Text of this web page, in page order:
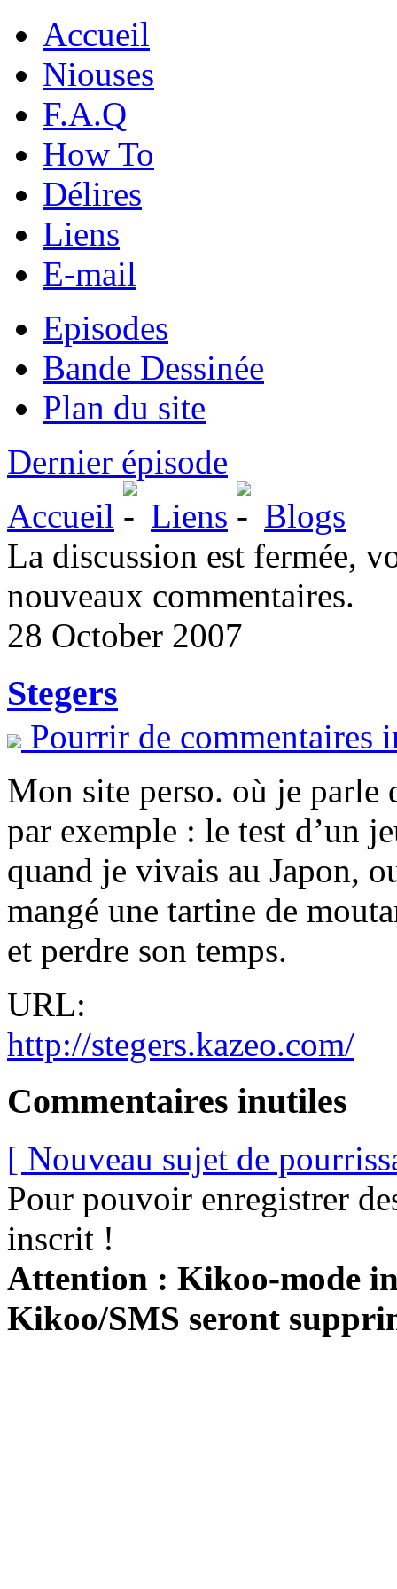
Accueil
Niouses
F.A.Q
How To
Délires
Liens
E-mail
Episodes
Bande Dessinée
Plan du site
Dernier épisode
Accueil
Liens
Blogs
La discussion est fermée,
nouveaux commentaires.
28 October 2007
Stegers
Pourrir de commentaires
Mon site perso. où je parle
par exemple : le test d’un
quand je vivais au Japon,
mangé une tartine de
et perdre son temps.
URL:
http://stegers.kazeo.com/
Commentaires inutiles
[ Nouveau sujet de
Pour pouvoir enregistrer
inscrit !
Attention : Kikoo-mode
Kikoo/SMS seront